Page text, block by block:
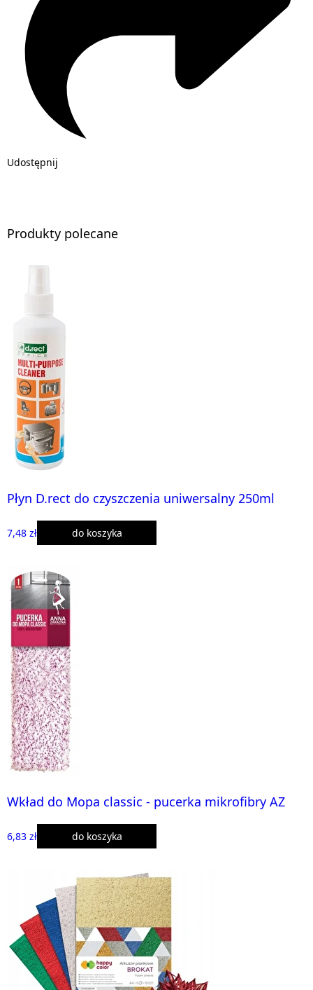
Udostępnij
Produkty polecane
Płyn D.rect do czyszczenia uniwersalny 250ml
7,48 zł do koszyka
Wkład do Mopa classic - pucerka mikrofibry AZ
6,83 zł do koszyka